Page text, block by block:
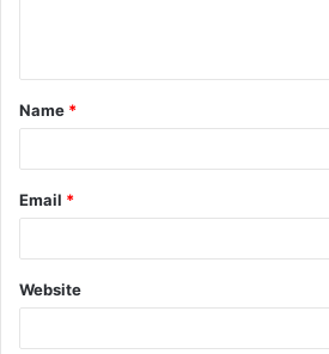
Name *
Email *
Website